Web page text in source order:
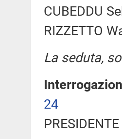
CUBEDDU
RIZZETTO
La seduta,
24